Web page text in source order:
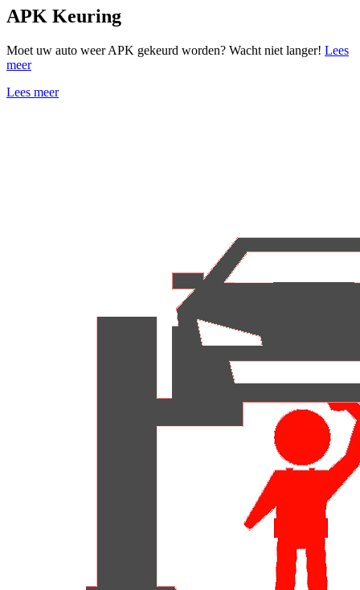
APK Keuring
Moet uw auto weer APK gekeurd worden? Wacht niet langer! Lees
meer
Lees meer